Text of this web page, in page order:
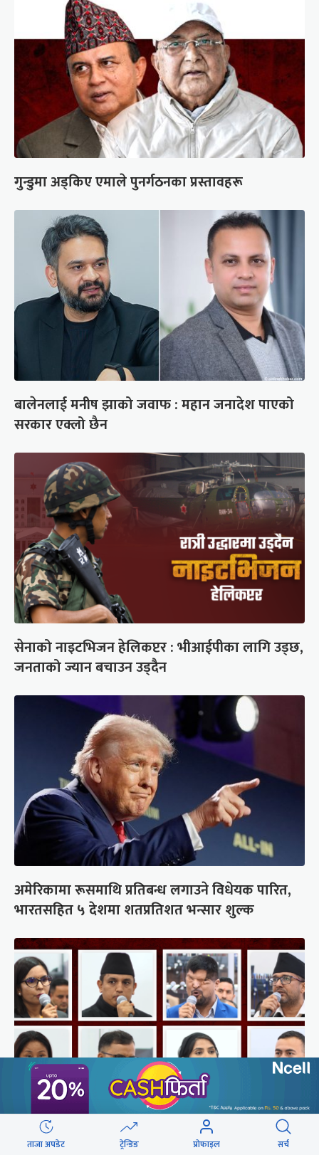
गुन्डुमा अड्किए एमाले पुनर्गठनका प्रस्तावहरू
बालेनलाई मनीष झाको जवाफ : महान जनादेश पाएको
सरकार एक्लो छैन
सेनाको नाइटभिजन हेलिकप्टर : भीआईपीका लागि उड्छ,
जनताको ज्यान बचाउन उड्दैन
अमेरिकामा रूसमाथि प्रतिबन्ध लगाउने विधेयक पारित,
भारतसहित ५ देशमा शतप्रतिशत भन्सार शुल्क
संसद्‍मा रास्वपा सांसदले खोजे सरकार
ताजा अपडेट ट्रेन्डिङ प्रोफाइल सर्च